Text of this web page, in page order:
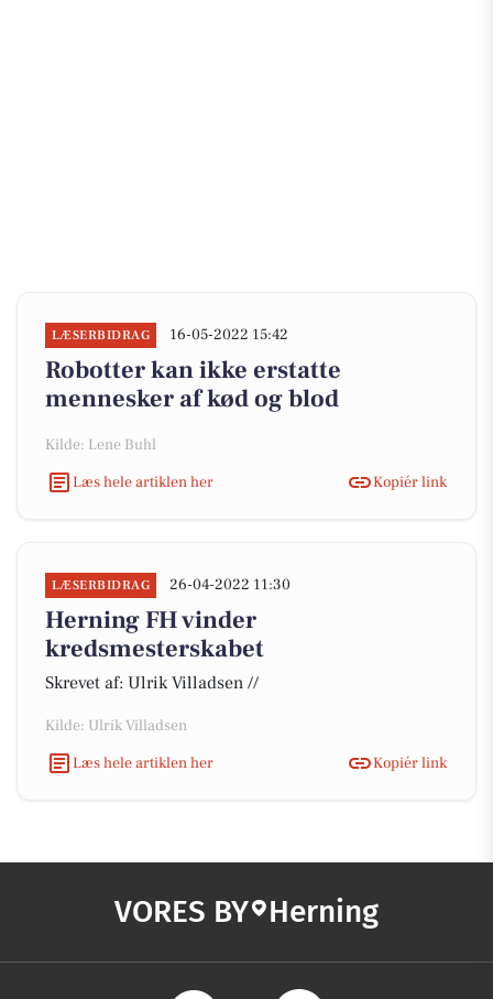
LÆSERBIDRAG 16-05-2022 15:42
Robotter kan ikke erstatte
mennesker af kød og blod
Kilde: Lene Buhl
Læs hele artiklen her
Kopiér link
LÆSERBIDRAG 26-04-2022 11:30
Herning FH vinder
kredsmesterskabet
Skrevet af: Ulrik Villadsen //
Kilde: Ulrik Villadsen
Læs hele artiklen her
Kopiér link
VORES BY Herning